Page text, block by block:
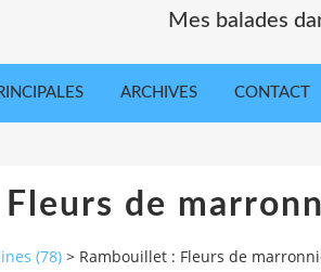
Mes balades
ARCHIVES CONTACT
de
(78) > Rambouillet : Fleurs de